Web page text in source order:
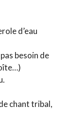
d’eau
besoin de
chant tribal,